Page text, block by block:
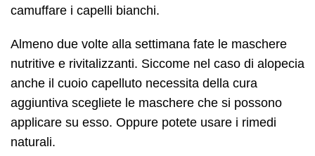
camuffare i capelli bianchi.
Almeno due volte alla settimana fate le maschere
nutritive e rivitalizzanti. Siccome nel caso di alopecia
anche il cuoio capelluto necessita della cura
aggiuntiva scegliete le maschere che si possono
applicare su esso. Oppure potete usare i rimedi
naturali.